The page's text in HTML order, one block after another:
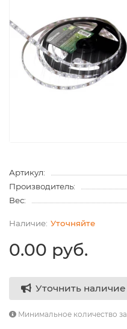
Артикул:
Производитель:
Вес:
Уточняйте
0.00 руб.
Уточнить наличие
Минимальное количество